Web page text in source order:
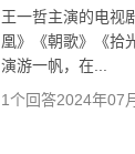
王一哲主演的电视
凰》《朝歌》《拾
演游一帆，在...
1个回答2024年07